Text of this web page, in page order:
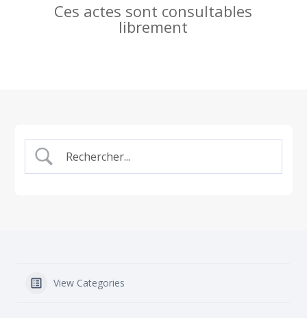
Ces actes sont consultables
librement
View Categories